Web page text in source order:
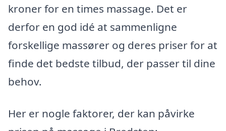
kroner for en times massage. Det er
derfor en god idé at sammenligne
forskellige massører og deres priser for at
finde det bedste tilbud, der passer til dine
behov.
Her er nogle faktorer, der kan påvirke